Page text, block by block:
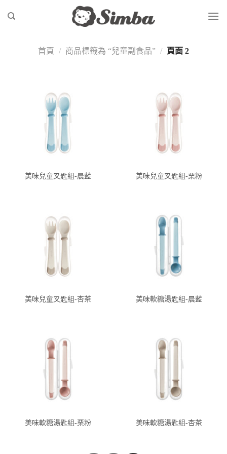
首頁 / 商品標籤為 “兒童副食品” / 頁面 2
美味兒童叉匙組-晨藍 美味兒童叉匙組-栗粉
美味兒童叉匙組-杏茶 美味軟糖湯匙組-晨藍
美味軟糖湯匙組-栗粉 美味軟糖湯匙組-杏茶